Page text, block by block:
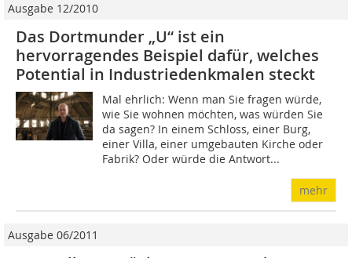
Ausgabe 12/2010
Das Dortmunder „U“ ist ein
hervorragendes Beispiel dafür, welches
Potential in Industriedenkmalen steckt
Mal ehrlich: Wenn man Sie fragen würde,
wie Sie wohnen möchten, was würden Sie
da sagen? In einem Schloss, einer Burg,
einer Villa, einer umgebauten Kirche oder
Fabrik? Oder würde die Antwort...
mehr
Ausgabe 06/2011